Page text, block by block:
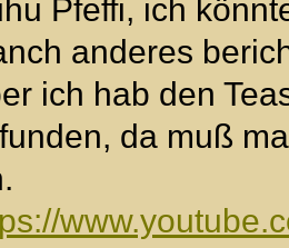
Pfeffi, ich
anderes
ich hab den
da muß